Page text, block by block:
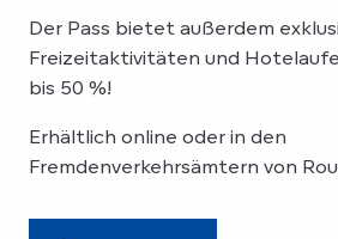
Der Pass bietet außerdem
Freizeitaktivitäten und
bis 50 %!
Erhältlich online oder in den
Fremdenverkehrsämtern von